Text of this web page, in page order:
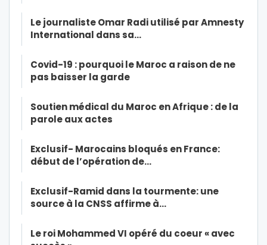
Le journaliste Omar Radi utilisé par Amnesty
International dans sa…
Covid-19 : pourquoi le Maroc a raison de ne
pas baisser la garde
Soutien médical du Maroc en Afrique : de la
parole aux actes
Exclusif- Marocains bloqués en France:
début de l’opération de…
Exclusif-Ramid dans la tourmente: une
source à la CNSS affirme à…
Le roi Mohammed VI opéré du coeur « avec